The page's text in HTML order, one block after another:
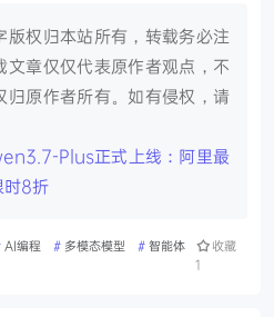
版权归本站所有，转载务必注
文章仅仅代表原作者观点，不
归原作者所有。如有侵权，请
Plus正式上线：阿里最
时8折
AI编程 # 多模态模型 # 智能体
收藏
1